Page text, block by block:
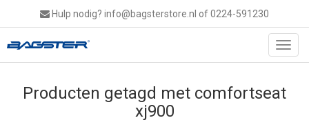
Hulp nodig? info@bagsterstore.nl of 0224-591230
Producten getagd met comfortseat
xj900